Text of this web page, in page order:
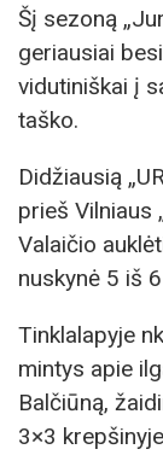
Šį sezoną
geriausiai
vidutiniškai į
taško.
Didžiausią
prieš Vilniaus
Valaičio
nuskynė 5 iš
Tinklalapyje
mintys apie
Balčiūną,
3×3